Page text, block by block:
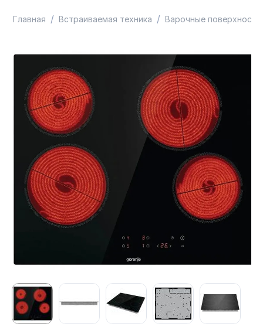
Главная / Встраиваемая техника / Варочные поверхности